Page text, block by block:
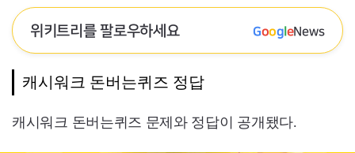
위키트리를 팔로우하세요 GoogleNews
캐시워크 돈버는퀴즈 정답
캐시워크 돈버는퀴즈 문제와 정답이 공개됐다.